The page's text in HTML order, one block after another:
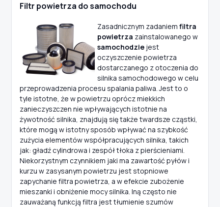
Filtr powietrza do samochodu
Zasadnicznym zadaniem filtra
powietrza zainstalowanego w
samochodzie jest
oczyszczenie powietrza
dostarczanego z otoczenia do
silnika samochodowego w celu
przeprowadzenia procesu spalania paliwa. Jest to o
tyle istotne, że w powietrzu oprócz miekkich
zanieczyszczen nie wpływających istotnie na
żywotność silnika, znajdują się także twardsze cząstki,
które mogą w istotny sposób wpływać na szybkość
zużycia elementów współpracujących silnika, takich
jak: gładź cylindrowa i zespół tłoka z pierścieniami.
Niekorzystnym czynnikiem jaki ma zawartość pyłów i
kurzu w zasysanym powietrzu jest stopniowe
zapychanie filtra powietrza, a w efekcie zubożenie
mieszanki i obniżenie mocy silnika. Iną często nie
zauważaną funkcją filtra jest tłumienie szumów